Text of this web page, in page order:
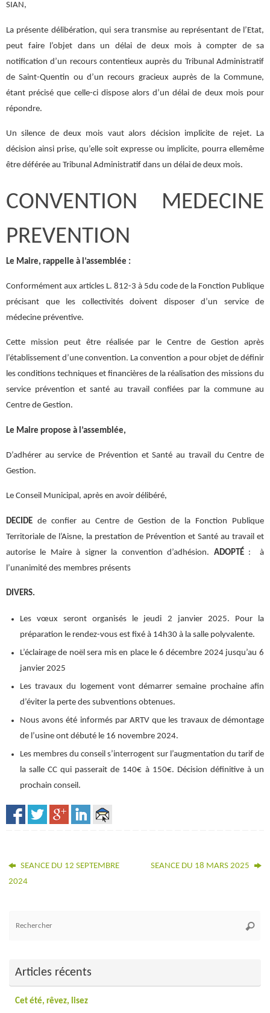
SIAN,
La présente délibération, qui sera transmise au représentant de l’Etat,
peut faire l’objet dans un délai de deux mois à compter de sa
notification d’un recours contentieux auprès du Tribunal Administratif
de Saint-Quentin ou d’un recours gracieux auprès de la Commune,
étant précisé que celle-ci dispose alors d’un délai de deux mois pour
répondre.
Un silence de deux mois vaut alors décision implicite de rejet. La
décision ainsi prise, qu’elle soit expresse ou implicite, pourra ellemême
être déférée au Tribunal Administratif dans un délai de deux mois.
CONVENTION MEDECINE
PREVENTION
Le Maire, rappelle à l’assemblée :
Conformément aux articles L. 812-3 à 5du code de la Fonction Publique
précisant que les collectivités doivent disposer d’un service de
médecine préventive.
Cette mission peut être réalisée par le Centre de Gestion après
l’établissement d’une convention. La convention a pour objet de définir
les conditions techniques et financières de la réalisation des missions du
service prévention et santé au travail confiées par la commune au
Centre de Gestion.
Le Maire propose à l’assemblée,
D’adhérer au service de Prévention et Santé au travail du Centre de
Gestion.
Le Conseil Municipal, après en avoir délibéré,
DECIDE de confier au Centre de Gestion de la Fonction Publique
Territoriale de l’Aisne, la prestation de Prévention et Santé au travail et
autorise le Maire à signer la convention d’adhésion. ADOPTÉ : à
l’unanimité des membres présents
DIVERS.
Les vœux seront organisés le jeudi 2 janvier 2025. Pour la
préparation le rendez-vous est fixé à 14h30 à la salle polyvalente.
L’éclairage de noël sera mis en place le 6 décembre 2024 jusqu’au 6
janvier 2025
Les travaux du logement vont démarrer semaine prochaine afin
d’éviter la perte des subventions obtenues.
Nous avons été informés par ARTV que les travaux de démontage
de l’usine ont débuté le 16 novembre 2024.
Les membres du conseil s’interrogent sur l’augmentation du tarif de
la salle CC qui passerait de 140€ à 150€. Décision définitive à un
prochain conseil.
SEANCE DU 12 SEPTEMBRE
2024
SEANCE DU 18 MARS 2025
Articles récents
Cet été, rêvez, lisez